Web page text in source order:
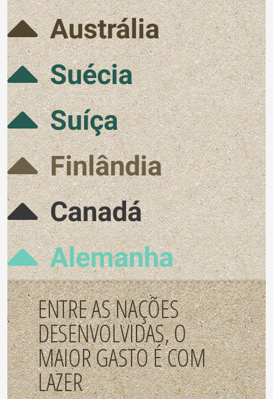
Austrália
Suécia
Suíça
Finlândia
Canadá
Alemanha
ENTRE AS NAÇÕES
DESENVOLVIDAS, O
MAIOR GASTO É COM
LAZER